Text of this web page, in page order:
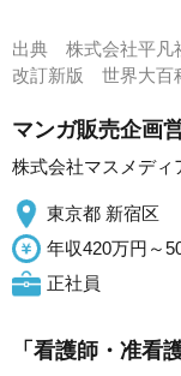
出典 株式会社平凡
改訂新版 世界大
マンガ販売企画
株式会社マスメディ
東京都 新宿区
年収420万円～
正社員
「看護師・准看